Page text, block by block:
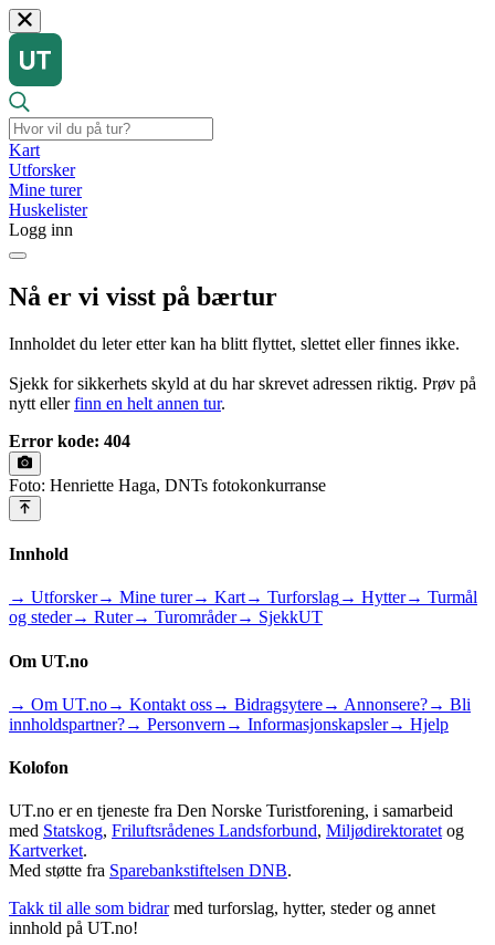
Kart
Utforsker
Mine turer
Huskelister
Logg inn
Nå er vi visst på bærtur
Innholdet du leter etter kan ha blitt flyttet, slettet eller finnes ikke.
Sjekk for sikkerhets skyld at du har skrevet adressen riktig. Prøv på
nytt eller finn en helt annen tur.
Error kode: 404
Foto: Henriette Haga, DNTs fotokonkurranse
Innhold
→ Utforsker→ Mine turer→ Kart→ Turforslag→ Hytter→ Turmål
og steder→ Ruter→ Turområder→ SjekkUT
Om UT.no
→ Om UT.no→ Kontakt oss→ Bidragsytere→ Annonsere?→ Bli
innholdspartner?→ Personvern → Informasjonskapsler→ Hjelp
Kolofon
UT.no er en tjeneste fra Den Norske Turistforening, i samarbeid
med Statskog, Friluftsrådenes Landsforbund, Miljødirektoratet og
Kartverket.
Med støtte fra Sparebankstiftelsen DNB.
Takk til alle som bidrar med turforslag, hytter, steder og annet
innhold på UT.no!